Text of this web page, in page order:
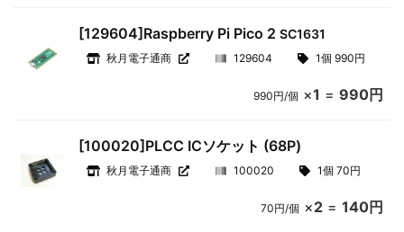
[129604]Raspberry Pi Pico 2SC1631
秋月電子通商 129604 1個 990円
990円/個 ×1 = 990円
[100020]PLCC ICソケット (68P)
秋月電子通商 100020 1個 70円
70円/個 ×2= 140円